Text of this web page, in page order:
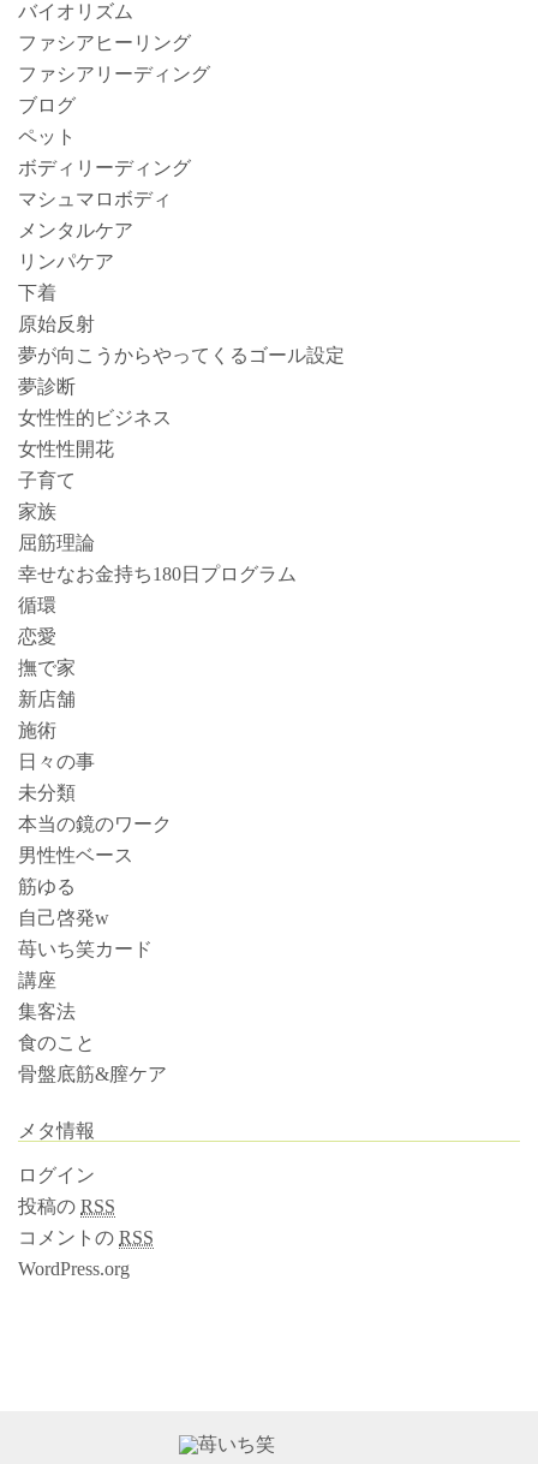
バイオリズム
ファシアヒーリング
ファシアリーディング
ブログ
ペット
ボディリーディング
マシュマロボディ
メンタルケア
リンパケア
下着
原始反射
夢が向こうからやってくるゴール設定
夢診断
女性性的ビジネス
女性性開花
子育て
家族
屈筋理論
幸せなお金持ち180日プログラム
循環
恋愛
撫で家
新店舗
施術
日々の事
未分類
本当の鏡のワーク
男性性ベース
筋ゆる
自己啓発w
苺いち笑カード
講座
集客法
食のこと
骨盤底筋&膣ケア
メタ情報
ログイン
投稿の RSS
コメントの RSS
WordPress.org